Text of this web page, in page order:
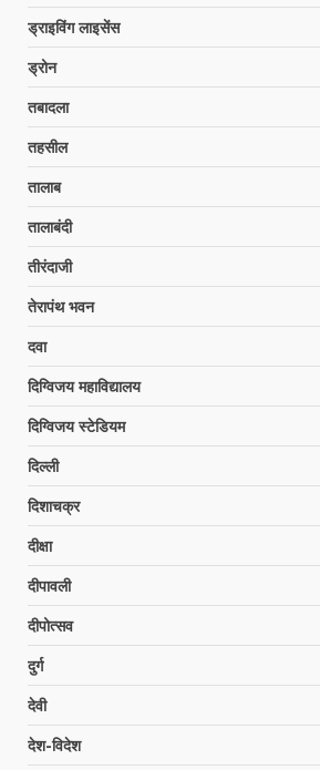
ड्राइविंग लाइसेंस
ड्रोन
तबादला
तहसील
तालाब
तालाबंदी
तीरंदाजी
तेरापंथ भवन
दवा
दिग्विजय महाविद्यालय
दिग्विजय स्टेडियम
दिल्ली
दिशाचक्र
दीक्षा
दीपावली
दीपोत्सव
दुर्ग
देवी
देश-विदेश